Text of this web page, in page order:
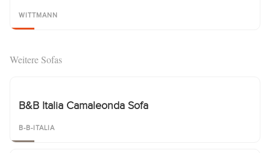
WITTMANN
Weitere Sofas
B&B Italia Camaleonda Sofa
B-B-ITALIA